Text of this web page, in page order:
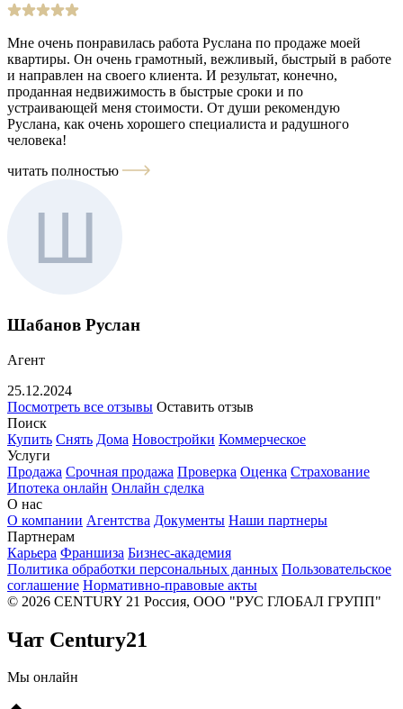
Мне очень понравилась работа Руслана по продаже моей
квартиры. Он очень грамотный, вежливый, быстрый в работе
и направлен на своего клиента. И результат, конечно,
проданная недвижимость в быстрые сроки и по
устраивающей меня стоимости. От души рекомендую
Руслана, как очень хорошего специалиста и радушного
человека!
читать полностью
Шабанов Руслан
Агент
25.12.2024
Посмотреть все отзывы Оставить отзыв
Поиск
Купить Снять Дома Новостройки Коммерческое
Услуги
Продажа Срочная продажа Проверка Оценка Страхование
Ипотека онлайн Онлайн сделка
О нас
О компании Агентства Документы Наши партнеры
Партнерам
Карьера Франшиза Бизнес-академия
Политика обработки персональных данных Пользовательское
соглашение Нормативно-правовые акты
© 2026 CENTURY 21 Россия, ООО "РУС ГЛОБАЛ ГРУПП"
Чат Century21
Мы онлайн